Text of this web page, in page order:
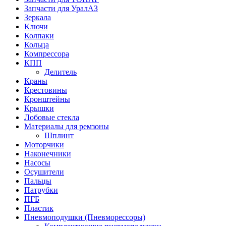
Запчасти для УралАЗ
Зеркала
Ключи
Колпаки
Кольца
Компрессора
КПП
Делитель
Краны
Крестовины
Кронштейны
Крышки
Лобовые стекла
Материалы для ремзоны
Шплинт
Моторчики
Наконечники
Насосы
Осушители
Пальцы
Патрубки
ПГБ
Пластик
Пневмоподушки (Пневморессоры)